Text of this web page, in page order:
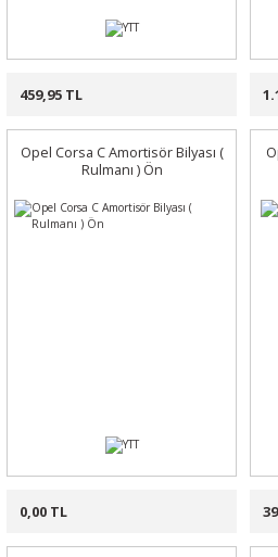
459,95 TL
Opel Corsa C Amortisör Bilyası (
Rulmanı ) Ön
0,00 TL